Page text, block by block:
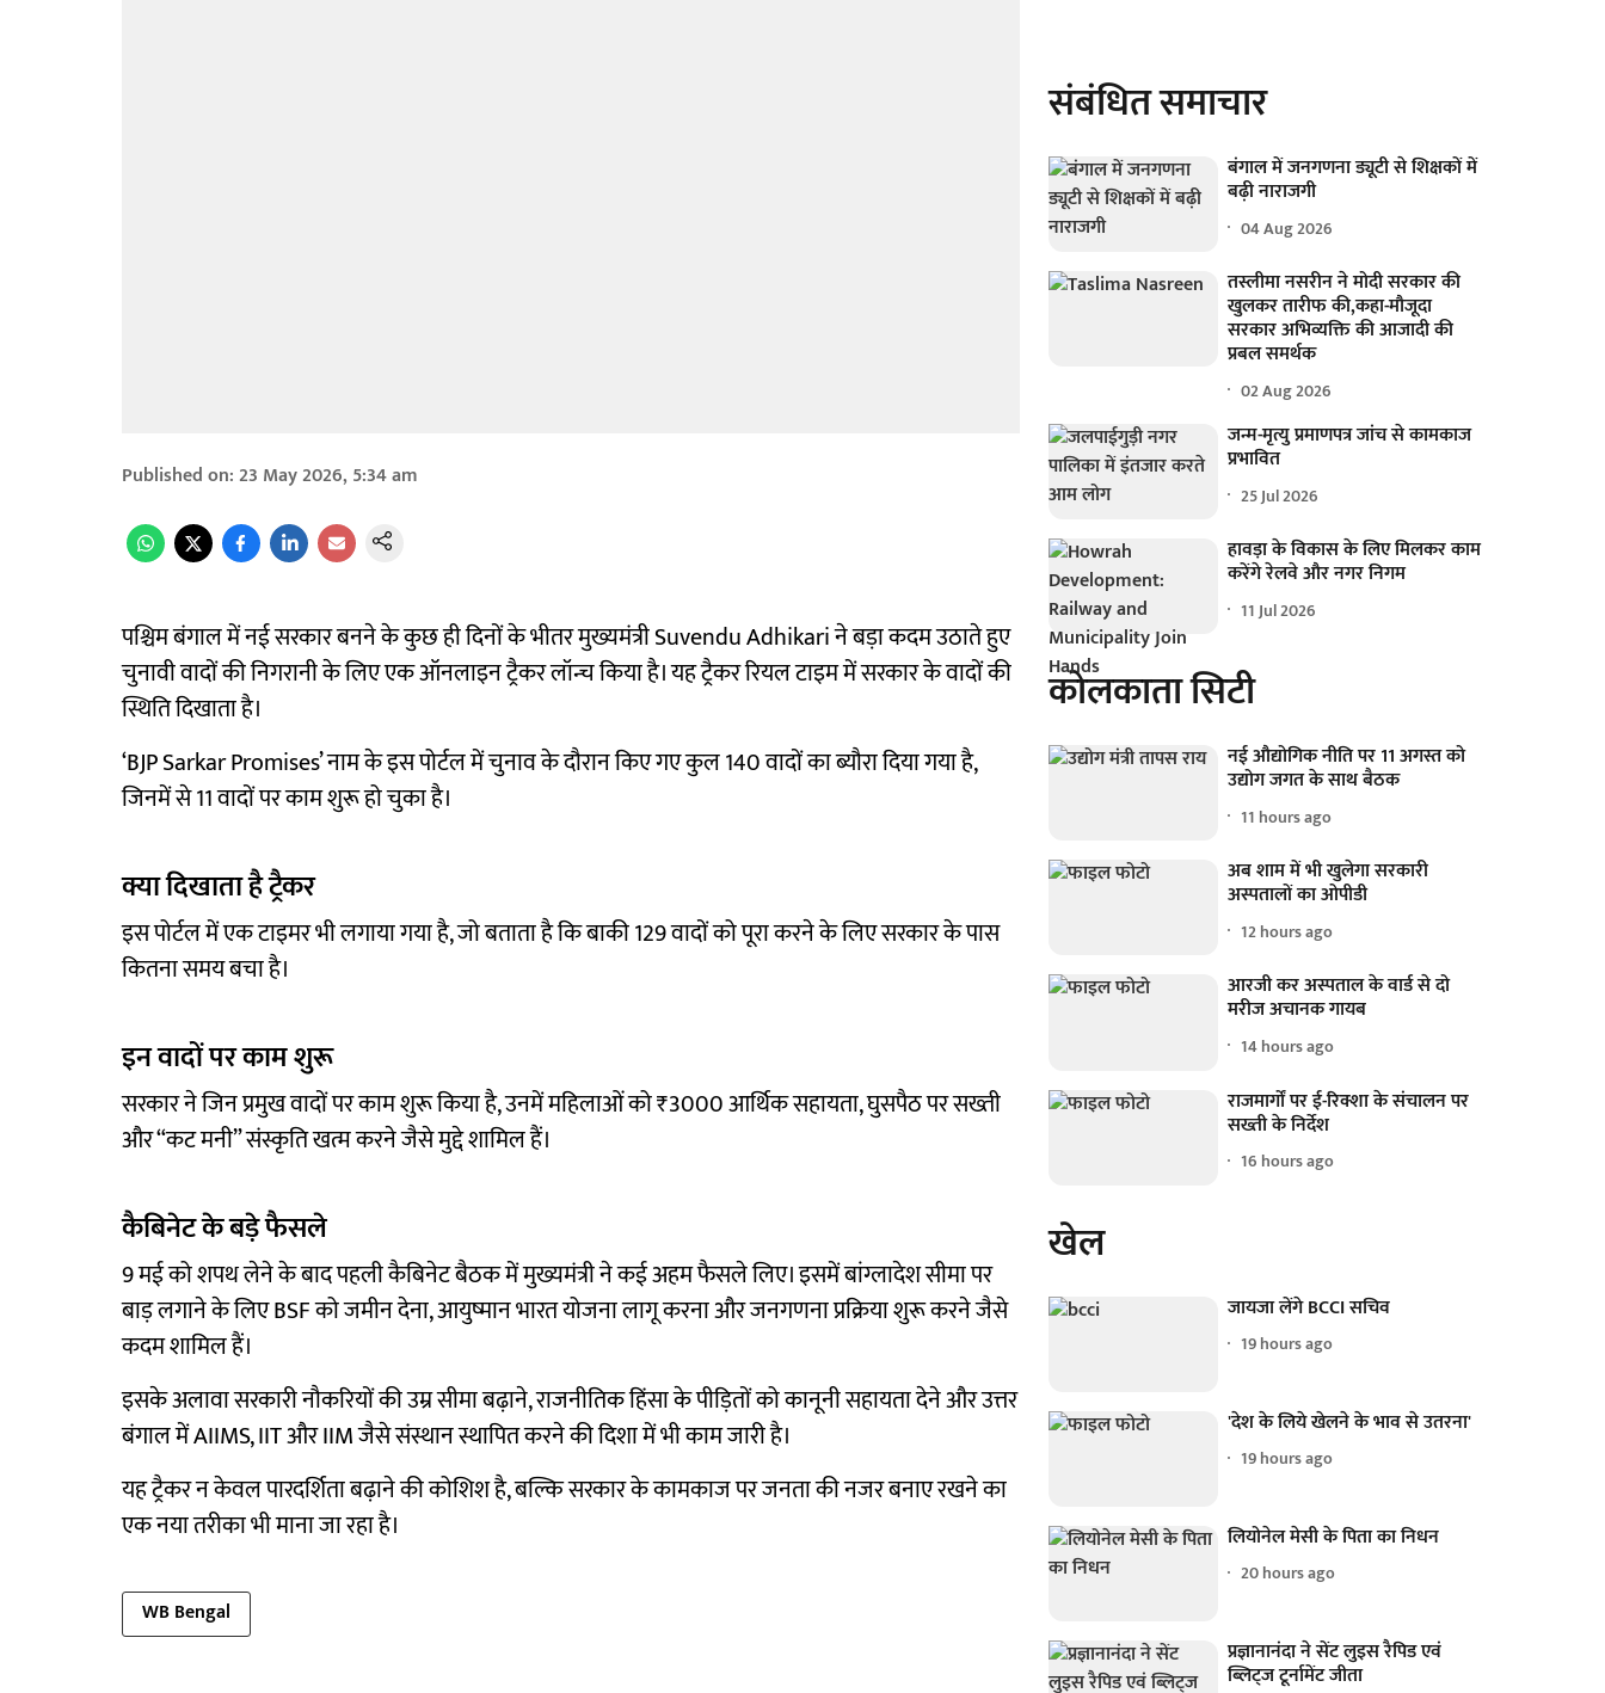
Published on:23 May 2026, 5:34 am
पश्चिम बंगाल में नई सरकार बनने के कुछ ही दिनों के भीतर मुख्यमंत्री Suvendu Adhikari ने बड़ा कदम उठाते हुए
चुनावी वादों की निगरानी के लिए एक ऑनलाइन ट्रैकर लॉन्च किया है। यह ट्रैकर रियल टाइम में सरकार के वादों की
स्थिति दिखाता है।
‘BJP Sarkar Promises’ नाम के इस पोर्टल में चुनाव के दौरान किए गए कुल 140 वादों का ब्यौरा दिया गया है,
जिनमें से 11 वादों पर काम शुरू हो चुका है।
क्या दिखाता है ट्रैकर
इस पोर्टल में एक टाइमर भी लगाया गया है, जो बताता है कि बाकी 129 वादों को पूरा करने के लिए सरकार के पास
कितना समय बचा है।
इन वादों पर काम शुरू
सरकार ने जिन प्रमुख वादों पर काम शुरू किया है, उनमें महिलाओं को ₹3000 आर्थिक सहायता, घुसपैठ पर सख्ती
और “कट मनी” संस्कृति खत्म करने जैसे मुद्दे शामिल हैं।
कैबिनेट के बड़े फैसले
9 मई को शपथ लेने के बाद पहली कैबिनेट बैठक में मुख्यमंत्री ने कई अहम फैसले लिए। इसमें बांग्लादेश सीमा पर
बाड़ लगाने के लिए BSF को जमीन देना, आयुष्मान भारत योजना लागू करना और जनगणना प्रक्रिया शुरू करने जैसे
कदम शामिल हैं।
इसके अलावा सरकारी नौकरियों की उम्र सीमा बढ़ाने, राजनीतिक हिंसा के पीड़ितों को कानूनी सहायता देने और उत्तर
बंगाल में AIIMS, IIT और IIM जैसे संस्थान स्थापित करने की दिशा में भी काम जारी है।
यह ट्रैकर न केवल पारदर्शिता बढ़ाने की कोशिश है, बल्कि सरकार के कामकाज पर जनता की नजर बनाए रखने का
एक नया तरीका भी माना जा रहा है।
WB Bengal
संबंधित समाचार
बंगाल में जनगणना ड्यूटी से शिक्षकों में
बढ़ी नाराजगी
04 Aug 2026
तस्लीमा नसरीन ने मोदी सरकार की
खुलकर तारीफ की,कहा-मौजूदा
सरकार अभिव्यक्ति की आजादी की
प्रबल समर्थक
02 Aug 2026
जन्म-मृत्यु प्रमाणपत्र जांच से कामकाज
प्रभावित
25 Jul 2026
हावड़ा के विकास के लिए मिलकर काम
करेंगे रेलवे और नगर निगम
11 Jul 2026
कोलकाता सिटी
नई औद्योगिक नीति पर 11 अगस्त को
उद्योग जगत के साथ बैठक
11 hours ago
अब शाम में भी खुलेगा सरकारी
अस्पतालों का ओपीडी
12 hours ago
आरजी कर अस्पताल के वार्ड से दो
मरीज अचानक गायब
14 hours ago
राजमार्गों पर ई-रिक्शा के संचालन पर
सख्ती के निर्देश
16 hours ago
खेल
जायजा लेंगे BCCI सचिव
19 hours ago
'देश के लिये खेलने के भाव से उतरना'
19 hours ago
लियोनेल मेसी के पिता का निधन
20 hours ago
प्रज्ञानानंदा ने सेंट लुइस रैपिड एवं
ब्लिट्ज टूर्नामेंट जीता